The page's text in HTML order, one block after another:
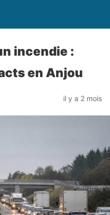
incendie :
en Anjou
il y a 2 mois